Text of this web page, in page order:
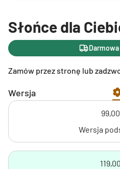
Słońce dla
Zamów przez stronę lub
Wersja
Wersja